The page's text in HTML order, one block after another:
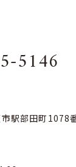
5146
駅部田町1078